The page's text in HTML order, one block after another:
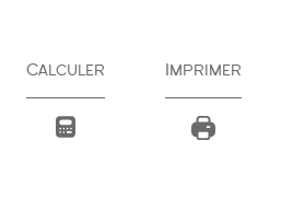
Calculer Imprimer